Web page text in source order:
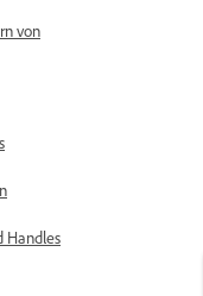
von
Handles